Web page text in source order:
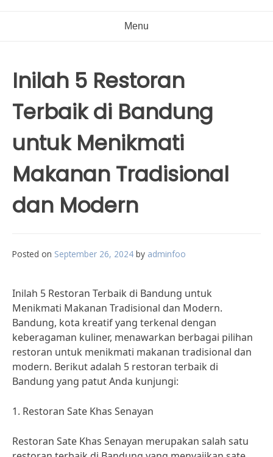
Menu
Inilah 5 Restoran
Terbaik di Bandung
untuk Menikmati
Makanan Tradisional
dan Modern
Posted on September 26, 2024 by adminfoo
Inilah 5 Restoran Terbaik di Bandung untuk
Menikmati Makanan Tradisional dan Modern.
Bandung, kota kreatif yang terkenal dengan
keberagaman kuliner, menawarkan berbagai pilihan
restoran untuk menikmati makanan tradisional dan
modern. Berikut adalah 5 restoran terbaik di
Bandung yang patut Anda kunjungi:
1. Restoran Sate Khas Senayan
Restoran Sate Khas Senayan merupakan salah satu